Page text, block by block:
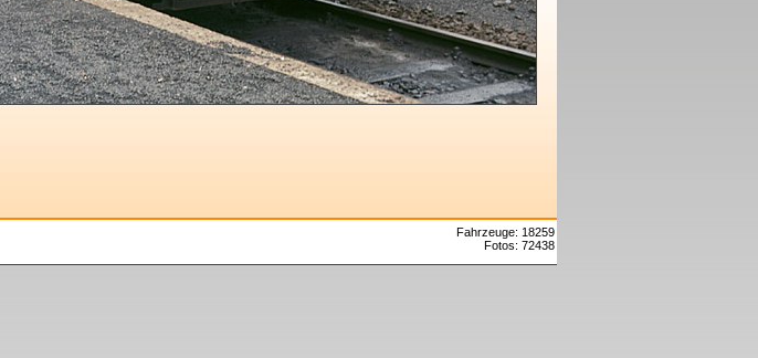
Fahrzeuge: 18259
Fotos: 72438